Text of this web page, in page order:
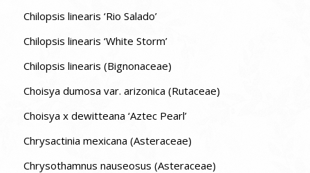
Chilopsis linearis ‘Rio Salado’
Chilopsis linearis ‘White Storm’
Chilopsis linearis (Bignonaceae)
Choisya dumosa var. arizonica (Rutaceae)
Choisya x dewitteana ‘Aztec Pearl’
Chrysactinia mexicana (Asteraceae)
Chrysothamnus nauseosus (Asteraceae)